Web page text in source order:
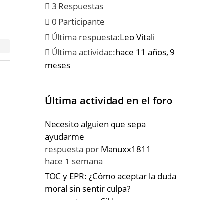
3 Respuestas
0 Participante
Última respuesta:Leo Vitali
Última actividad:hace 11 años, 9
meses
Última actividad en el foro
Necesito alguien que sepa
ayudarme
respuesta por Manuxx1811
hace 1 semana
TOC y EPR: ¿Cómo aceptar la duda
moral sin sentir culpa?